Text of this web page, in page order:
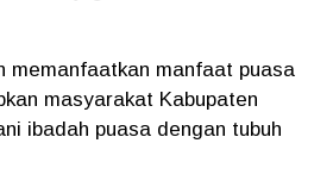
memanfaatkan manfaat puasa
masyarakat Kabupaten
ibadah puasa dengan tubuh